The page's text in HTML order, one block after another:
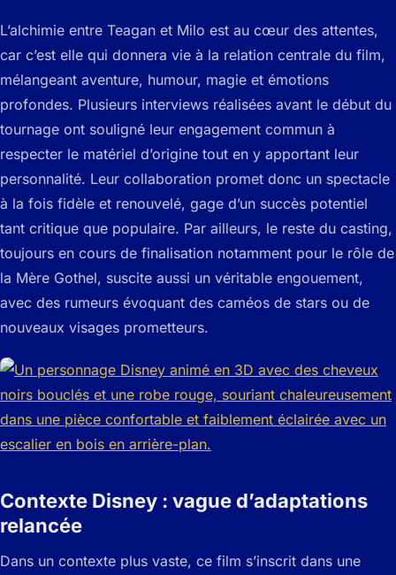
L’alchimie entre Teagan et Milo est au cœur des attentes,
car c’est elle qui donnera vie à la relation centrale du film,
mélangeant aventure, humour, magie et émotions
profondes. Plusieurs interviews réalisées avant le début du
tournage ont souligné leur engagement commun à
respecter le matériel d’origine tout en y apportant leur
personnalité. Leur collaboration promet donc un spectacle
à la fois fidèle et renouvelé, gage d’un succès potentiel
tant critique que populaire. Par ailleurs, le reste du casting,
toujours en cours de finalisation notamment pour le rôle de
la Mère Gothel, suscite aussi un véritable engouement,
avec des rumeurs évoquant des caméos de stars ou de
nouveaux visages prometteurs.
Contexte Disney : vague d’adaptations
relancée
Dans un contexte plus vaste, ce film s’inscrit dans une